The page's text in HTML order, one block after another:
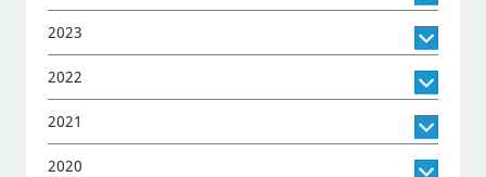
2023
2022
2021
2020